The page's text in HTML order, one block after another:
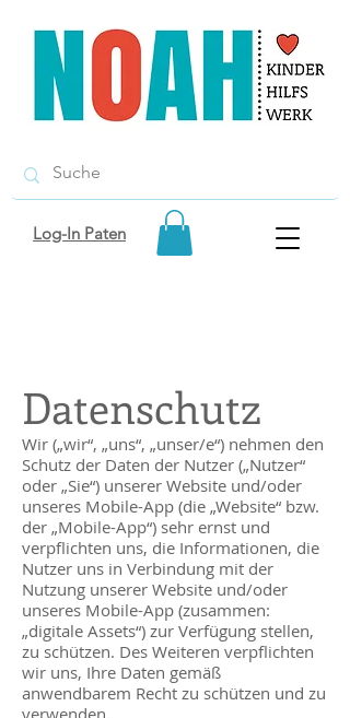
Log-In Paten
Datenschutz
Wir („wir“, „uns“, „unser/e“) nehmen den
Schutz der Daten der Nutzer („Nutzer“
oder „Sie“) unserer Website und/oder
unseres Mobile-App (die „Website“ bzw.
der „Mobile-App“) sehr ernst und
verpflichten uns, die Informationen, die
Nutzer uns in Verbindung mit der
Nutzung unserer Website und/oder
unseres Mobile-App (zusammen:
„digitale Assets“) zur Verfügung stellen,
zu schützen. Des Weiteren verpflichten
wir uns, Ihre Daten gemäß
anwendbarem Recht zu schützen und zu
verwenden.